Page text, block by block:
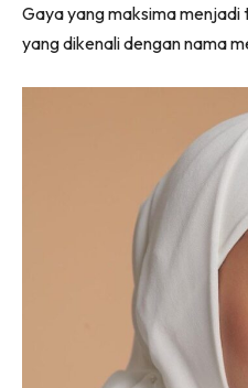
Gaya yang maksima
yang dikenali dengan nama